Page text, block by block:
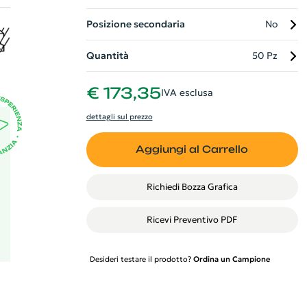
Posizione secondaria No
Quantità 50 Pz
€ 173,35IVA esclusa
dettagli sul prezzo
Aggiungi al Carrello
Richiedi Bozza Grafica
Ricevi Preventivo PDF
Desideri testare il prodotto? Ordina un Campione